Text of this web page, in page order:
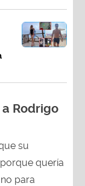
Rodrigo
su
quería
para